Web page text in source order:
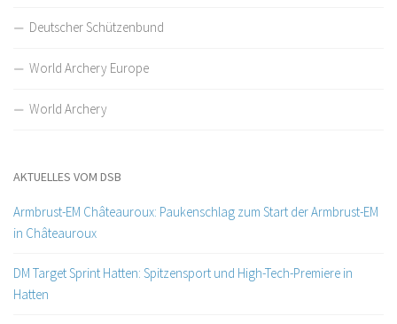
Deutscher Schützenbund
World Archery Europe
World Archery
AKTUELLES VOM DSB
Armbrust-EM Châteauroux: Paukenschlag zum Start der Armbrust-EM
in Châteauroux
DM Target Sprint Hatten: Spitzensport und High-Tech-Premiere in
Hatten